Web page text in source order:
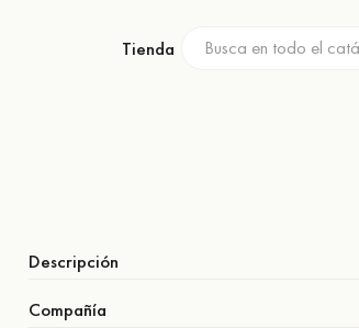
Tienda
Descripción
Compañía